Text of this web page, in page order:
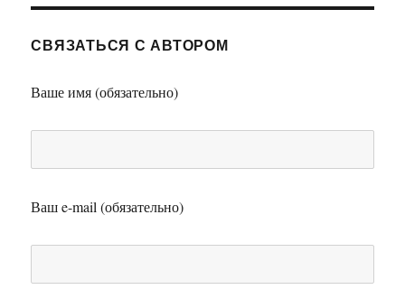
СВЯЗАТЬСЯ С АВТОРОМ
Ваше имя (обязательно)
Ваш e-mail (обязательно)